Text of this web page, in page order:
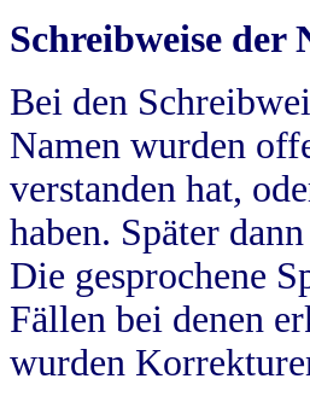
Schreibweise der
Bei den
Namen wurden
verstanden hat,
haben. Später
Die gesprochene
Fällen bei denen
wurden